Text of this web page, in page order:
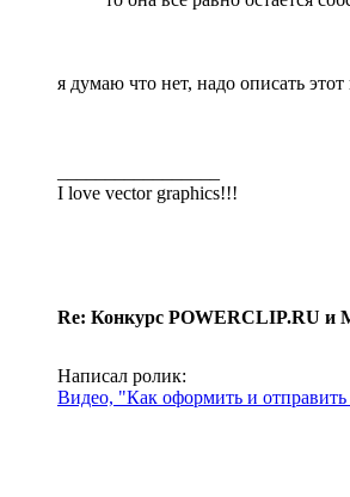
я думаю что нет, надо описать этот
I love vector graphics!!!
Re: Конкурс POWERCLIP.RU и
Написал ролик:
Видео, "Как оформить и